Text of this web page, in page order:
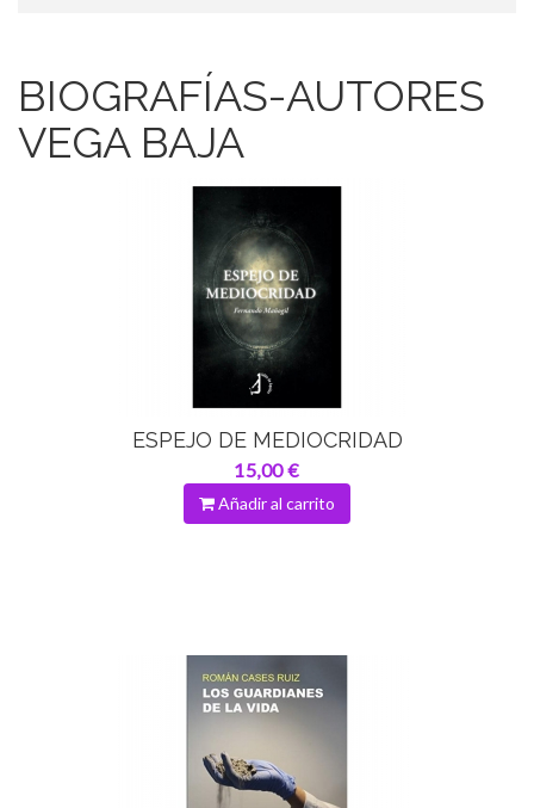
BIOGRAFÍAS-AUTORES
VEGA BAJA
ESPEJO DE MEDIOCRIDAD
15,00 €
Añadir al carrito